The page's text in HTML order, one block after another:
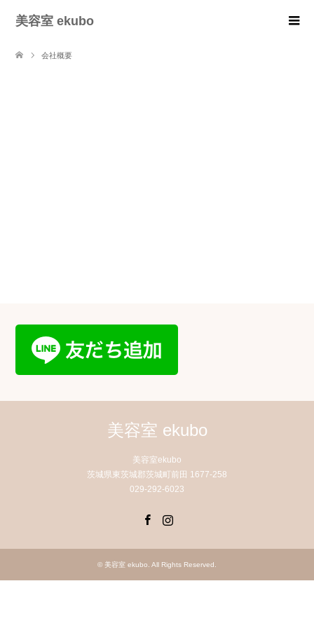
美容室 ekubo
会社概要
美容室 ekubo
美容室ekubo
茨城県東茨城郡茨城町前田 1677-258
029-292-6023
© 美容室 ekubo . All Rights Reserved.